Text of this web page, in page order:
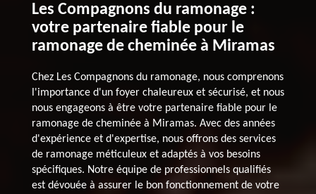
Les Compagnons du ramonage :
votre partenaire fiable pour le
ramonage de cheminée à Miramas
Chez Les Compagnons du ramonage, nous comprenons
l'importance d'un foyer chaleureux et sécurisé, et nous
nous engageons à être votre partenaire fiable pour le
ramonage de cheminée à Miramas. Avec des années
d'expérience et d'expertise, nous offrons des services
de ramonage méticuleux et adaptés à vos besoins
spécifiques. Notre équipe de professionnels qualifiés
est dévouée à assurer le bon fonctionnement de votre